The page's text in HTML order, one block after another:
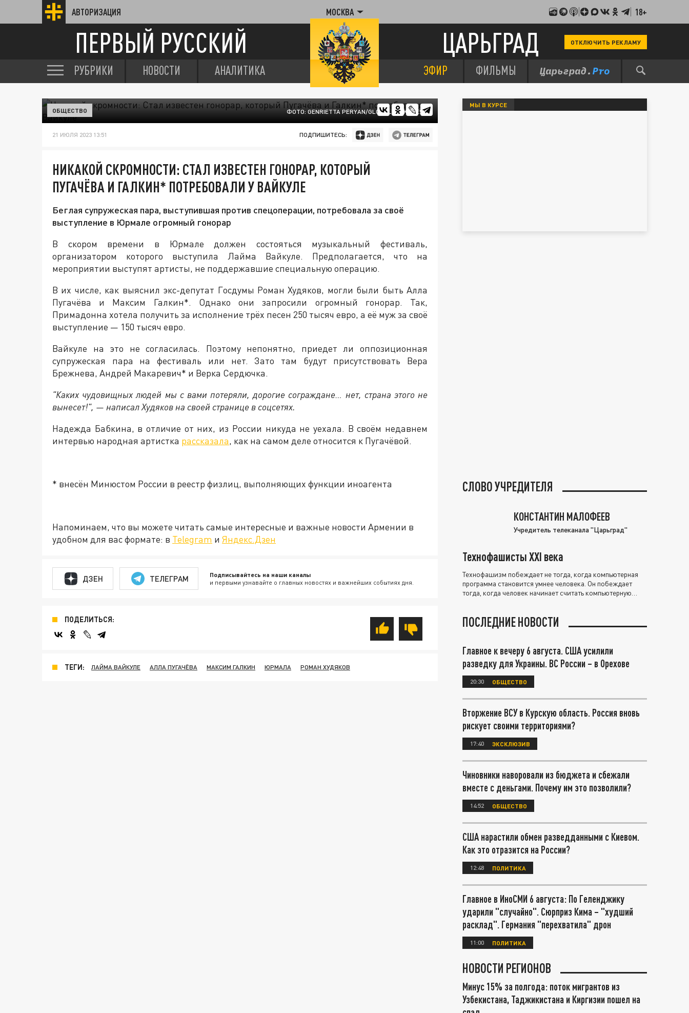
АВТОРИЗАЦИЯ МОСКВА 18+
ПЕРВЫЙ РУССКИЙ ЦАРЬГРАД ОТКЛЮЧИТЬ РЕКЛАМУ
РУБРИКИ НОВОСТИ АНАЛИТИКА ЭФИР ФИЛЬМЫ
ФОТО: GENRIETTA PERYAN/GLOBALLOOKPRESS
ОБЩЕСТВО
21 ИЮЛЯ 2023 13:51 ПОДПИШИТЕСЬ:
НИКАКОЙ СКРОМНОСТИ: СТАЛ ИЗВЕСТЕН ГОНОРАР, КОТОРЫЙ
ПУГАЧЁВА И ГАЛКИН* ПОТРЕБОВАЛИ У ВАЙКУЛЕ
Беглая супружеская пара, выступившая против спецоперации, потребовала за своё
выступление в Юрмале огромный гонорар
В скором времени в Юрмале должен состояться музыкальный фестиваль,
организатором которого выступила Лайма Вайкуле. Предполагается, что на
мероприятии выступят артисты, не поддержавшие специальную операцию.
В их числе, как выяснил экс-депутат Госдумы Роман Худяков, могли были быть Алла
Пугачёва и Максим Галкин*. Однако они запросили огромный гонорар. Так,
Примадонна хотела получить за исполнение трёх песен 250 тысяч евро, а её муж за своё
выступление — 150 тысяч евро.
Вайкуле на это не согласилась. Поэтому непонятно, приедет ли оппозиционная
супружеская пара на фестиваль или нет. Зато там будут присутствовать Вера
Брежнева, Андрей Макаревич* и Верка Сердючка.
"Каких чудовищных людей мы с вами потеряли, дорогие сограждане… нет, страна этого не
вынесет!", — написал Худяков на своей странице в соцсетях.
Надежда Бабкина, в отличие от них, из России никуда не уехала. В своём недавнем
интервью народная артистка рассказала, как на самом деле относится к Пугачёвой.
* внесён Минюстом России в реестр физлиц, выполняющих функции иноагента
Напоминаем, что вы можете читать самые интересные и важные новости Армении в
удобном для вас формате: в Telegram и Яндекс.Дзен
ДЗЕН ТЕЛЕГРАМ Подписывайтесь на наши каналы
и первыми узнавайте о главных новостях и важнейших событиях дня.
ПОДЕЛИТЬСЯ:
ТЕГИ: ЛАЙМА ВАЙКУЛЕ АЛЛА ПУГАЧЁВА МАКСИМ ГАЛКИН ЮРМАЛА РОМАН ХУДЯКОВ
МЫ В КУРСЕ
СЛОВО УЧРЕДИТЕЛЯ
КОНСТАНТИН МАЛОФЕЕВ
Учредитель телеканала "Царьград"
Технофашисты XXI века
Технофашизм побеждает не тогда, когда компьютерная
программа становится умнее человека. Он побеждает
тогда, когда человек начинает считать компьютерную
ПОСЛЕДНИЕ НОВОСТИ
Главное к вечеру 6 августа. США усилили
разведку для Украины. ВС России – в Орехове
20:30 ОБЩЕСТВО
Вторжение ВСУ в Курскую область. Россия вновь
рискует своими территориями?
17:40 ЭКСКЛЮЗИВ
Чиновники наворовали из бюджета и сбежали
вместе с деньгами. Почему им это позволили?
14:52 ОБЩЕСТВО
США нарастили обмен разведданными с Киевом.
Как это отразится на России?
12:48 ПОЛИТИКА
Главное в ИноСМИ 6 августа: По Геленджику
ударили "случайно". Сюрприз Кима – "худший
расклад". Германия "перехватила" дрон
11:00 ПОЛИТИКА
НОВОСТИ РЕГИОНОВ
Минус 15% за полгода: поток мигрантов из
Узбекистана, Таджикистана и Киргизии пошел на